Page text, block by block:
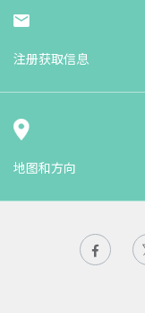
注册获取信息
地图和方向